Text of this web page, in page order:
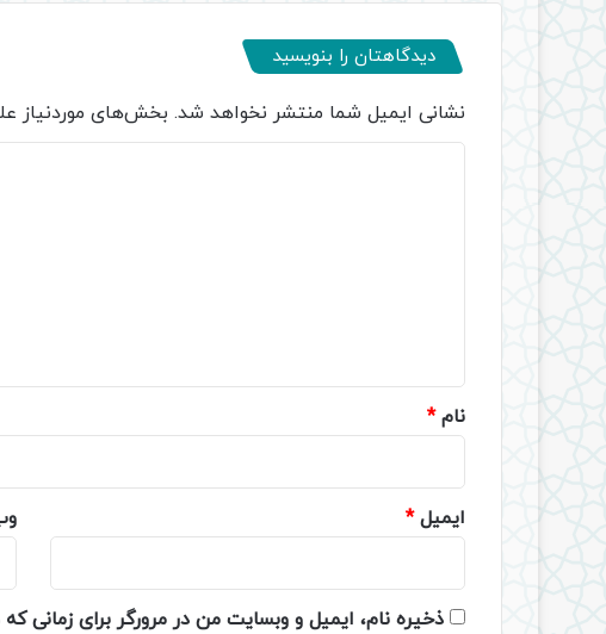
دیدگاهتان را بنویسید
نشانی ایمیل شما منتشر نخواهد شد. بخش‌های موردنیاز
نام*
ایمیل*
ذخیره نام، ایمیل و وبسایت من در مرورگر برای زمانی